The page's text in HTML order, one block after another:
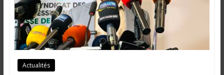
m
Actualités